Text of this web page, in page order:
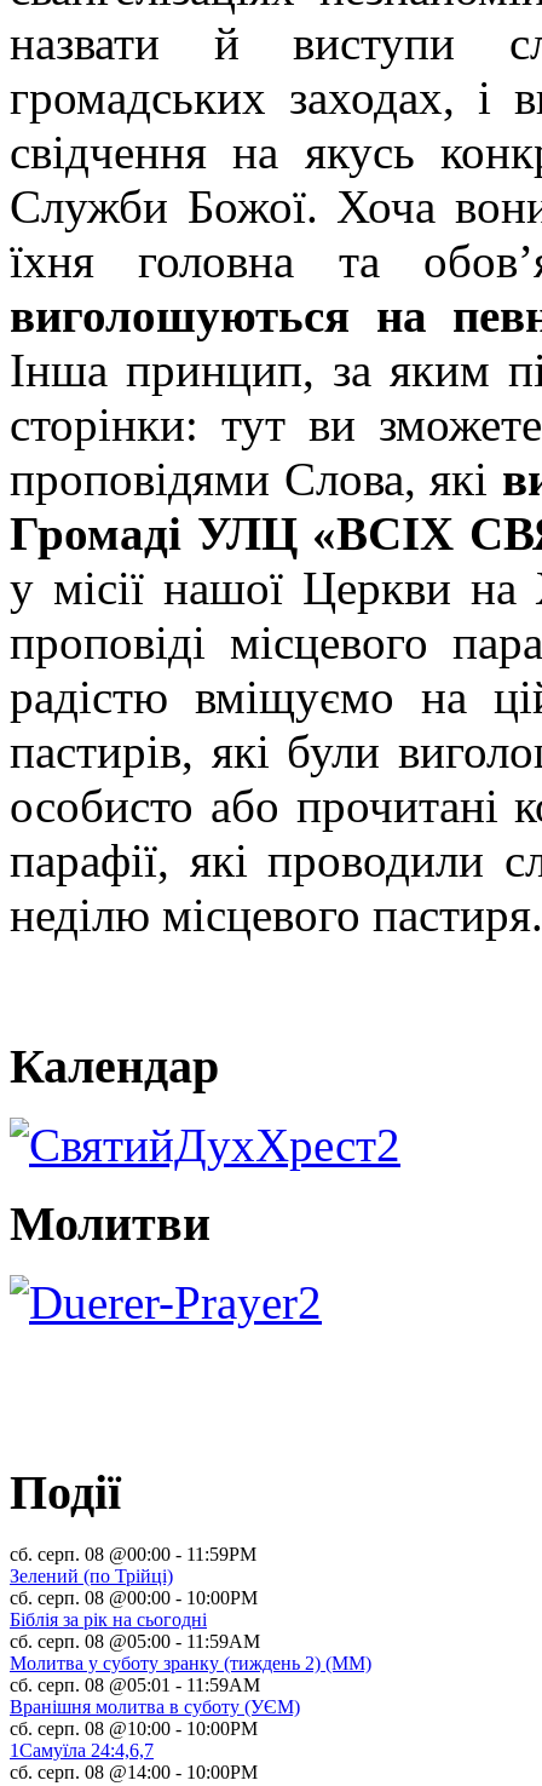
назвати й виступи
громадських заходах, і
свідчення на якусь
Служби Божої. Хоча
їхня головна та
виголошуються на
Інша принцип, за яким
сторінки: тут ви
проповідями Слова, які
Громаді УЛЦ «ВСІХ
у місії нашої Церкви на
проповіді місцевого
радістю вміщуємо на
пастирів, які були
особисто або прочитані
парафії, які проводили
неділю місцевого пастиря.
Календар
Молитви
Події
сб. серп. 08 @00:00 - 11:59PM
Зелений (по Трійці)
сб. серп. 08 @00:00 - 10:00PM
Біблія за рік на сьогодні
сб. серп. 08 @05:00 - 11:59AM
Молитва у суботу зранку (тиждень 2) (ММ)
сб. серп. 08 @05:01 - 11:59AM
Вранішня молитва в суботу (УЄМ)
сб. серп. 08 @10:00 - 10:00PM
1Самуїла 24:4,6,7
сб. серп. 08 @14:00 - 10:00PM